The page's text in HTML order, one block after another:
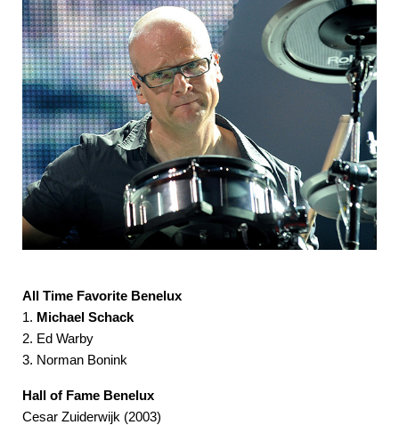
All Time Favorite Benelux
1. Michael Schack
2. Ed Warby
3. Norman Bonink
Hall of Fame Benelux
Cesar Zuiderwijk (2003)